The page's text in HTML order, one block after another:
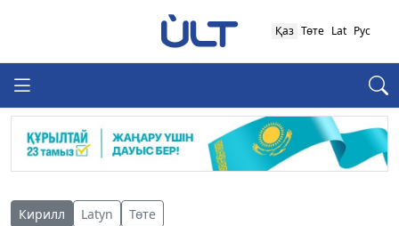
Қаз Төте Lat Рус
Кирилл Latyn Төте